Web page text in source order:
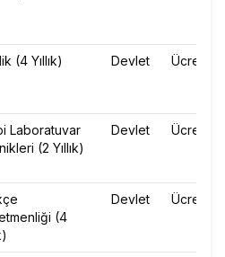
(4 Yıllık) Devlet Ücretsiz
Laboratuvar
(2 Yıllık)
Devlet Ücretsiz
(4
Devlet Ücretsiz